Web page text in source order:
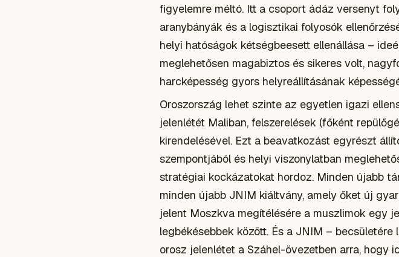
figyelemre méltó. Itt a csoport ádáz versenyt
aranybányák és a logisztikai folyosók
helyi hatóságok kétségbeesett ellenállása –
meglehetősen magabiztos és sikeres volt,
harcképesség gyors helyreállításának
Oroszország lehet szinte az egyetlen igazi
jelenlétét Maliban, felszerelések (főként
kirendelésével. Ezt a beavatkozást egyrészt
szempontjából és helyi viszonylatban
stratégiai kockázatokat hordoz. Minden újabb
minden újabb JNIM kiáltvány, amely őket új
jelent Moszkva megítélésére a muszlimok egy
legbékésebbek között. És a JNIM –
orosz jelenlétet a Száhel-övezetben arra, hogy